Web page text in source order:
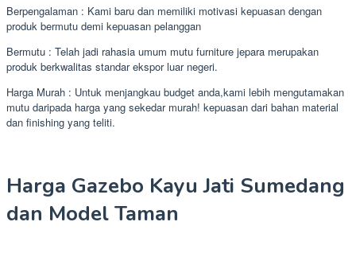
Berpengalaman : Kami baru dan memiliki motivasi kepuasan dengan
produk bermutu demi kepuasan pelanggan
Bermutu : Telah jadi rahasia umum mutu furniture jepara merupakan
produk berkwalitas standar ekspor luar negeri.
Harga Murah : Untuk menjangkau budget anda,kami lebih mengutamakan
mutu daripada harga yang sekedar murah! kepuasan dari bahan material
dan finishing yang teliti.
Harga Gazebo Kayu Jati Sumedang
dan Model Taman